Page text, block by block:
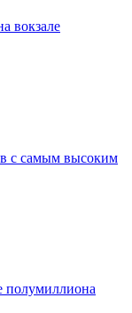
вокзале
с самым высоким
полумиллиона